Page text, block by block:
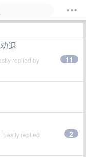
退
replied by 11
Lastly replied
2